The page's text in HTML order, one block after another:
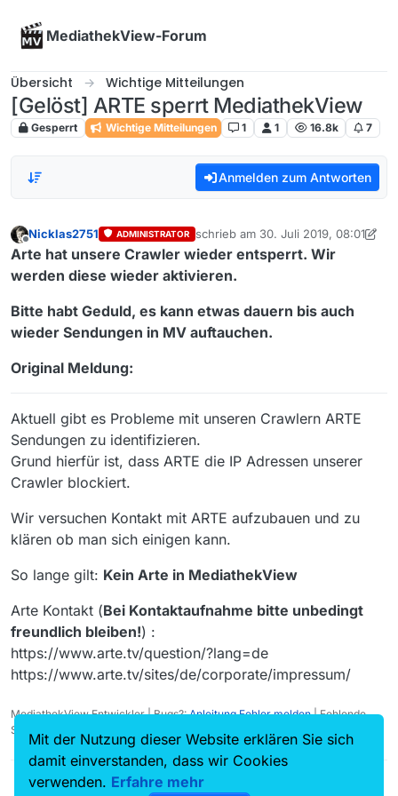
MediathekView-Forum
Übersicht Wichtige Mitteilungen
[Gelöst] ARTE sperrt MediathekView
Gesperrt Wichtige Mitteilungen 1 1 16.8k 7
Anmelden zum Antworten
Offline
Nicklas2751 ADMINISTRATOR schrieb am 30. Juli 2019, 08:01
zuletzt editiert von alex
Arte hat unsere Crawler wieder entsperrt. Wir
werden diese wieder aktivieren.
Bitte habt Geduld, es kann etwas dauern bis auch
wieder Sendungen in MV auftauchen.
Original Meldung:
Aktuell gibt es Probleme mit unseren Crawlern ARTE
Sendungen zu identifizieren.
Grund hierfür ist, dass ARTE die IP Adressen unserer
Crawler blockiert.
Wir versuchen Kontakt mit ARTE aufzubauen und zu
klären ob man sich einigen kann.
So lange gilt: Kein Arte in MediathekView
Arte Kontakt (Bei Kontaktaufnahme bitte unbedingt
freundlich bleiben!) :
https://www.arte.tv/question/?lang=de
https://www.arte.tv/sites/de/corporate/impressum/
MediathekView Entwickler | Bugs?:Anleitung Fehler melden| Fehlende
Sendungen?:
Mit der Nutzung dieser Website erklären Sie sich
damit einverstanden, dass wir Cookies
verwenden. Erfahre mehr